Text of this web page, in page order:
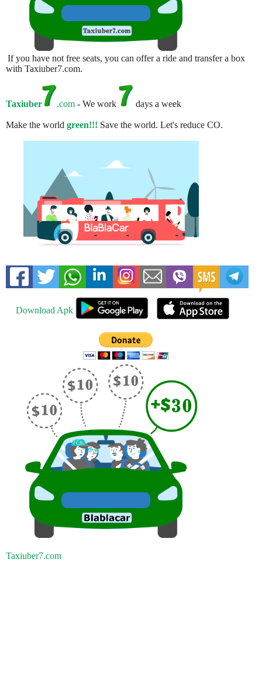
If you have not free seats, you can offer a ride and transfer a box
with Taxiuber7.com.
Taxiuber .com - We work days a week
Make the world green!!! Save the world. Let's reduce CO.
Download Apk
Taxiuber7.com